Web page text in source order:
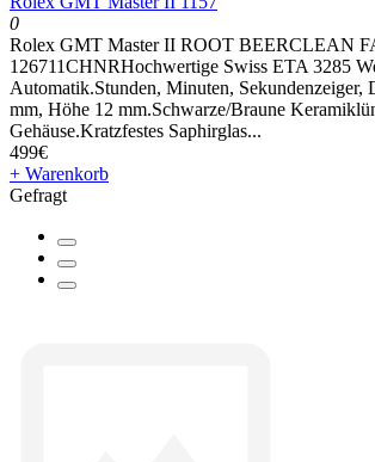
0
Rolex GMT Master II ROOT BEERCLEAN
126711CHNRHochwertige Swiss ETA 3285
Automatik.Stunden, Minuten, Sekundenzeiger,
mm, Höhe 12 mm.Schwarze/Braune
Gehäuse.Kratzfestes Saphirglas...
499€
+ Warenkorb
Gefragt